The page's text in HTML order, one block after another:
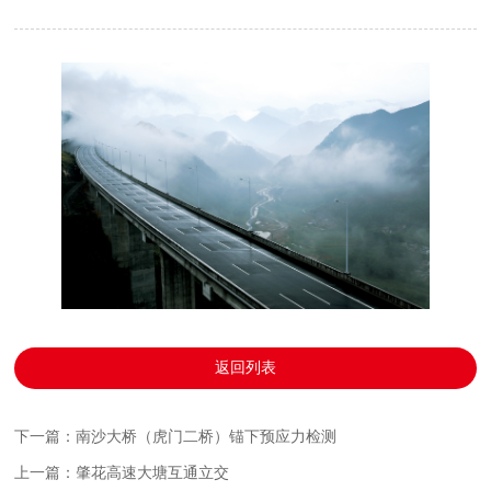
返回列表
下一篇：南沙大桥（虎门二桥）锚下预应力检测
上一篇：肇花高速大塘互通立交